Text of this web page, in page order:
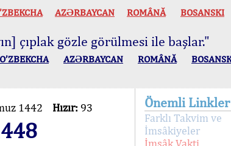
AZӘRBAYCAN ROMÂNĂ BOSANSKI
çıplak gözle görülmesi ile başlar."
O’ZBEKCHA AZӘRBAYCAN ROMÂNĂ
1442 Hızır: 93 Önemli Linkler
Farklı Takvim ve
İmsâkiyeler
İmsâk Vakti